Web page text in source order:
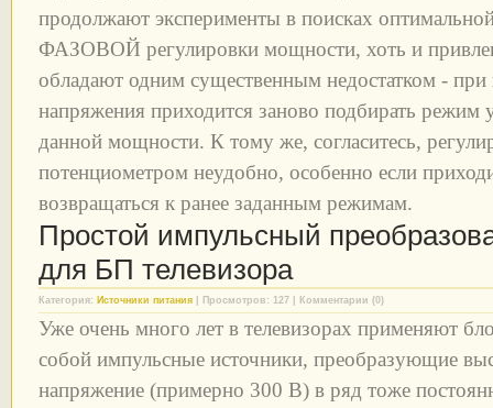
продолжают эксперименты в поисках
ФАЗОВОЙ регулировки мощности, хоть и
обладают одним существенным недостатком - при
напряжения приходится заново подбирать режим
данной мощности. К тому же, согласитесь,
потенциометром неудобно, особенно если
возвращаться к ранее заданным режимам.
Простой импульсный
для БП телевизора
Категория: Источники питания | Просмотров: 127 | Комментарии (0)
Уже очень много лет в телевизорах применяют
собой импульсные источники, преобразующие
напряжение (примерно 300 В) в ряд тоже